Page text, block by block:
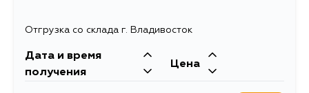
Отгрузка со склада г. Владивосток
Дата и время
получения
Цена